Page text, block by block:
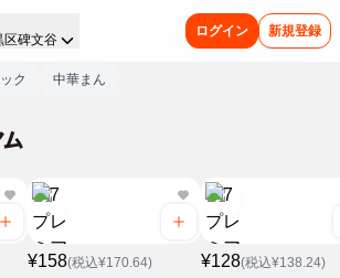
区碑文谷
ログイン 新規登録
ック 中華まん
¥158(税込¥170.64) ¥128(税込¥138.24)